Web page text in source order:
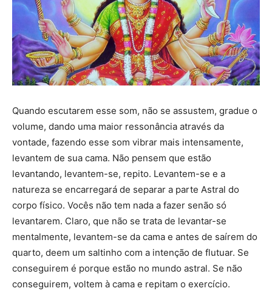
Quando escutarem esse som, não se assustem, gradue o
volume, dando uma maior ressonância através da
vontade, fazendo esse som vibrar mais intensamente,
levantem de sua cama. Não pensem que estão
levantando, levantem-se, repito. Levantem-se e a
natureza se encarregará de separar a parte Astral do
corpo físico. Vocês não tem nada a fazer senão só
levantarem. Claro, que não se trata de levantar-se
mentalmente, levantem-se da cama e antes de saírem do
quarto, deem um saltinho com a intenção de flutuar. Se
conseguirem é porque estão no mundo astral. Se não
conseguirem, voltem à cama e repitam o exercício.